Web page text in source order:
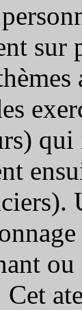
sur
qui
Cet